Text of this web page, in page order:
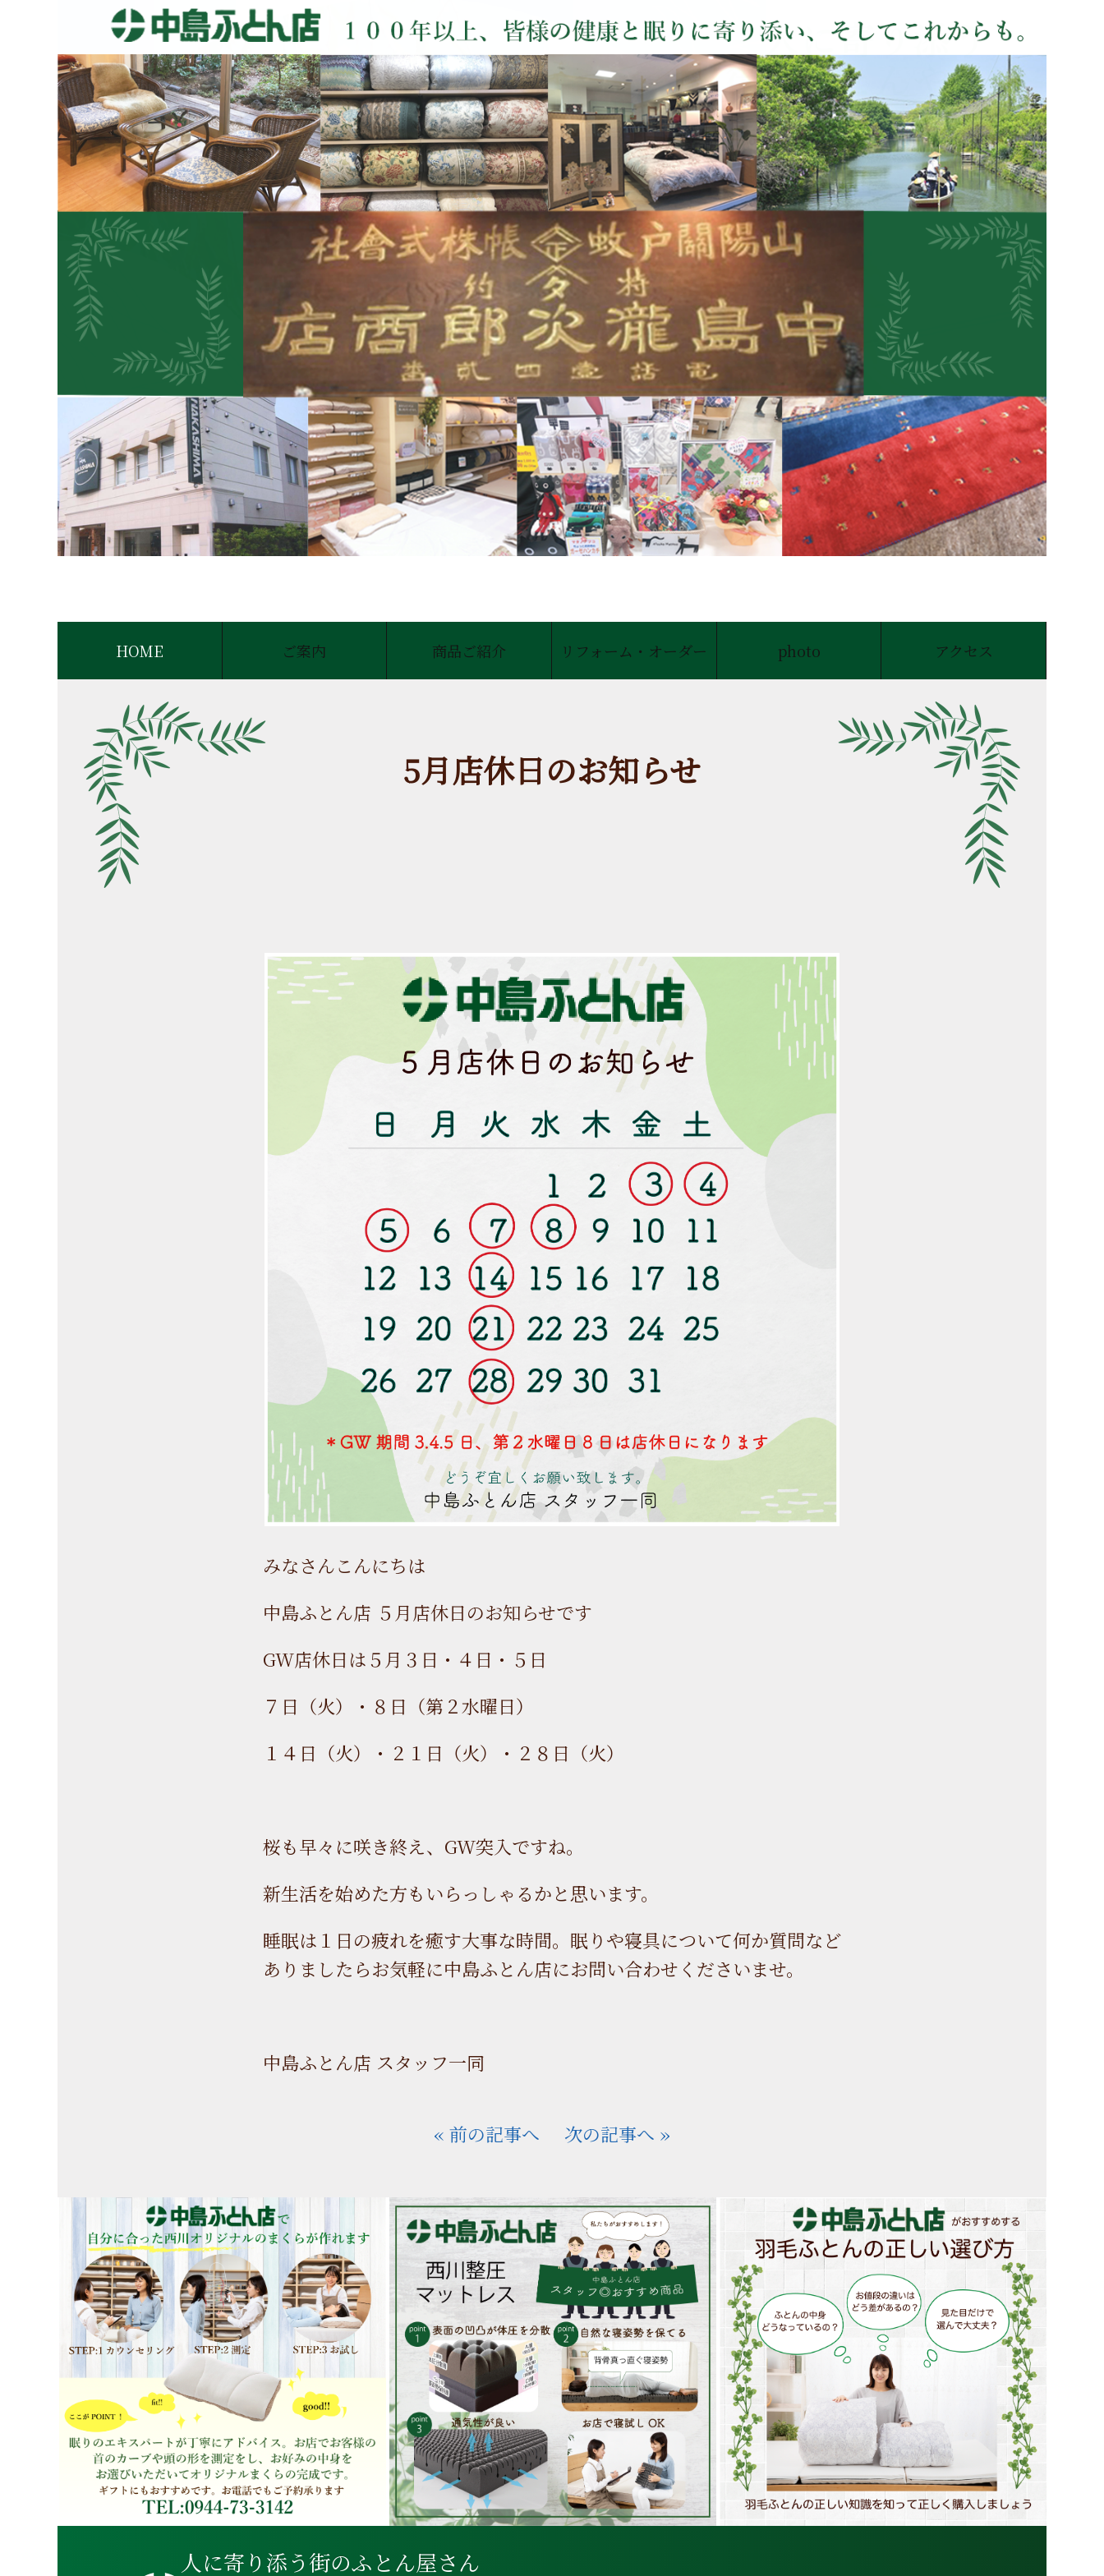
HOME ご案内 商品ご紹介 リフォーム・オーダー photo アクセス
5月店休日のお知らせ
みなさんこんにちは
中島ふとん店 ５月店休日のお知らせです
GW店休日は５月３日・４日・５日
７日（火）・８日（第２水曜日）
１４日（火）・２１日（火）・２８日（火）
桜も早々に咲き終え、GW突入ですね。
新生活を始めた方もいらっしゃるかと思います。
睡眠は１日の疲れを癒す大事な時間。眠りや寝具について何か質問など
ありましたらお気軽に中島ふとん店にお問い合わせくださいませ。
中島ふとん店 スタッフ一同
« 前の記事へ 次の記事へ »
人に寄り添う街のふとん屋さん